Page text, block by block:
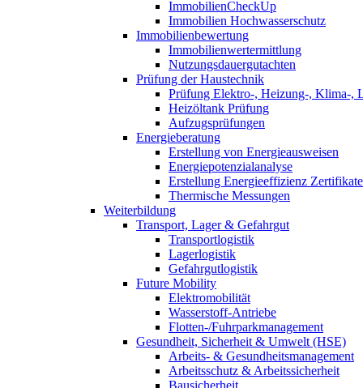
ImmobilienCheckUp
Immobilien Hochwasserschutz
Immobilienbewertung
Immobilienwertermittlung
Nutzungsdauergutachten
Prüfung der Haustechnik
Prüfung Elektro-, Heizung-, Klima-,
Heizöltank Prüfung
Aufzugsprüfungen
Energieberatung
Erstellung von Energieausweisen
Energiepotenzialanalyse
Erstellung Energieeffizienz Zertifikate
Thermische Messungen
Weiterbildung
Transport, Lager & Gefahrgut
Transportlogistik
Lagerlogistik
Gefahrgutlogistik
Future Mobility
Elektromobilität
Wasserstoff-Antriebe
Flotten-/Fuhrparkmanagement
Gesundheit, Sicherheit & Umwelt (HSE)
Arbeits- & Gesundheitsmanagement
Arbeitsschutz & Arbeitssicherheit
Bausicherheit